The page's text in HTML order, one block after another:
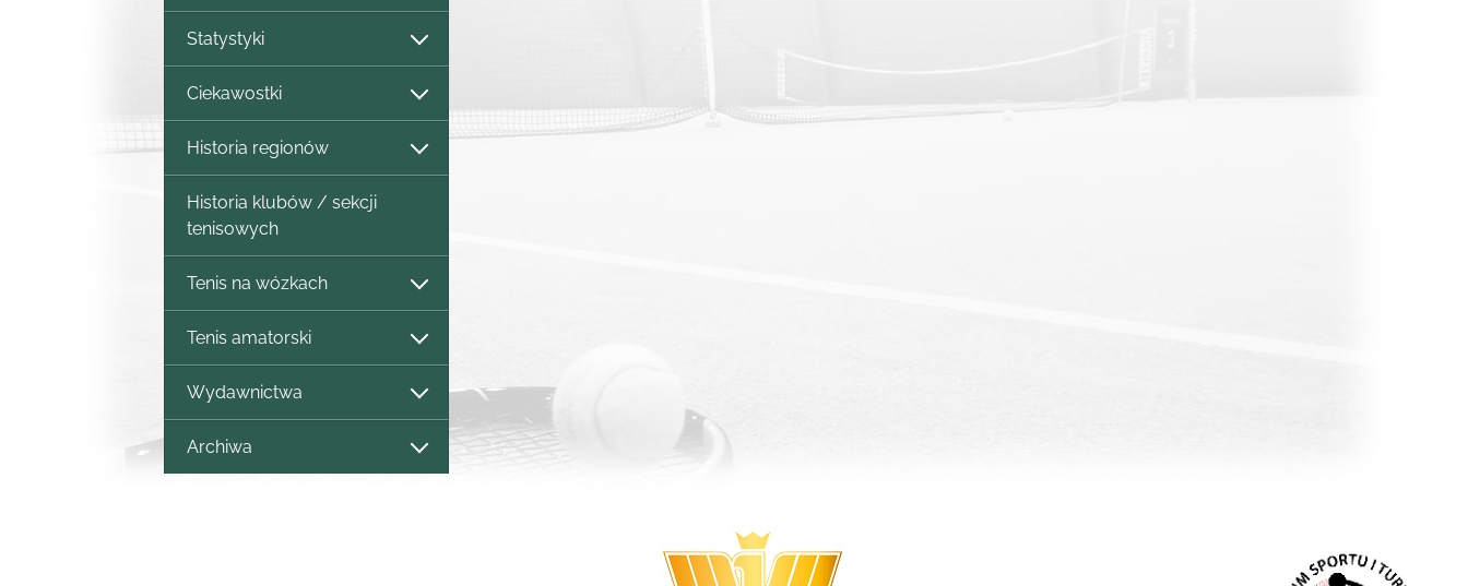
Statystyki
Ciekawostki
Historia regionów
Historia klubów / sekcji
tenisowych
Tenis na wózkach
Tenis amatorski
Wydawnictwa
Archiwa